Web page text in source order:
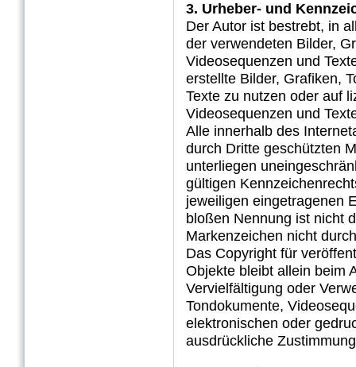
3. Urheber- und
Der Autor ist bestrebt, in
der verwendeten Bilder,
Videosequenzen und
erstellte Bilder, Grafiken,
Texte zu nutzen oder auf
Videosequenzen und
Alle innerhalb des
durch Dritte geschützten
unterliegen
gültigen
jeweiligen eingetragenen
bloßen Nennung ist nicht
Markenzeichen nicht
Das Copyright für
Objekte bleibt allein beim
Vervielfältigung oder
Tondokumente,
elektronischen oder
ausdrückliche